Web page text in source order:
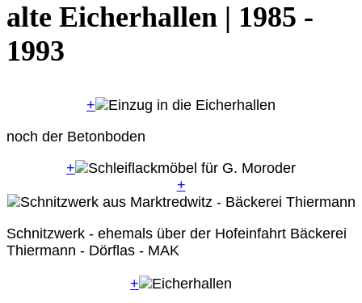
alte Eicherhallen | 1985 -
1993
+
noch der Betonboden
+
+
Schnitzwerk - ehemals über der Hofeinfahrt Bäckerei
Thiermann - Dörflas - MAK
+